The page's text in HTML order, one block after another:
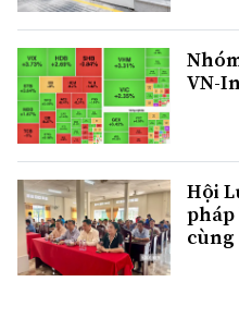
VN-
Hội
pháp
cùng